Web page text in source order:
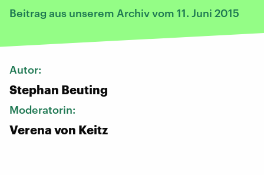
Beitrag aus unserem Archiv vom 11. Juni 2015
Autor:
Stephan Beuting
Moderatorin:
Verena von Keitz